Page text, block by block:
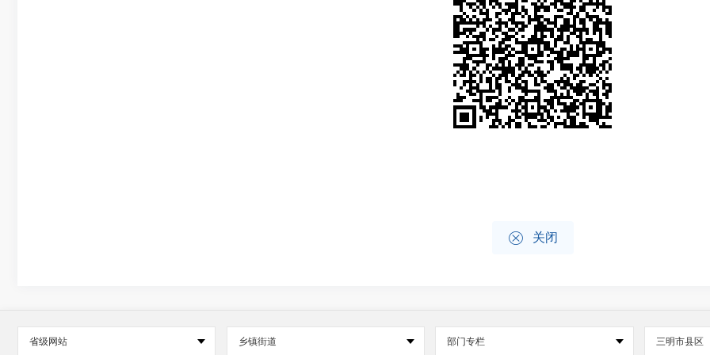
 关闭
省级网站 乡镇街道 部门专栏 三明市县区